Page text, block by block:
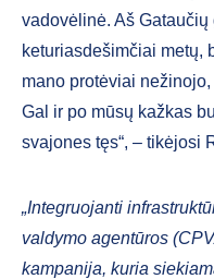
vadovėlinė. Aš
keturiasdešimčiai metų,
mano protėviai
Gal ir po mūsų kažkas
svajones tęs“, – tikėjosi
„Integruojanti
valdymo agentūros
kampanija, kuria